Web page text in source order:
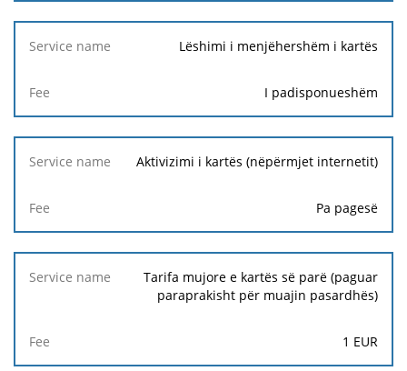
Lëshimi i menjëhershëm i kartës
I padisponueshëm
Aktivizimi i kartës (nëpërmjet internetit)
Pa pagesë
Tarifa mujore e kartës së parë (paguar
paraprakisht për muajin pasardhës)
1 EUR